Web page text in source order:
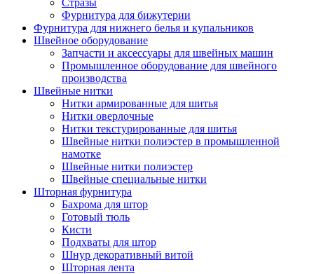
Стразы
Фурнитура для бижутерии
Фурнитура для нижнего белья и купальников
Швейное оборудование
Запчасти и аксессуары для швейных машин
Промышленное оборудование для швейного
производства
Швейные нитки
Нитки армированные для шитья
Нитки оверлочные
Нитки текстурированные для шитья
Швейные нитки полиэстер в промышленной
намотке
Швейные нитки полиэстер
Швейные специальные нитки
Шторная фурнитура
Бахрома для штор
Готовый тюль
Кисти
Подхваты для штор
Шнур декоративный витой
Шторная лента